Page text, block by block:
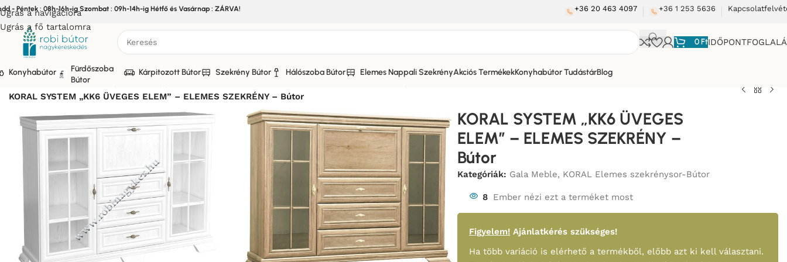
Ugrás a navigációra
Ugrás a fő tartalomra
- Péntek : 08h-16h-ig Szombat : 09h-14h-ig Hétfő és Vasárnap : ZÁRVA! +36 20 463 4097 +36 1 253 5636
0Ft
Konyhabútor
Fürdőszoba
Bútor
Kárpitozott Bútor Szekrény Bútor Hálószoba Bútor Elemes Nappali SzekrényAkciós TermékekKonyhabútor TudástárBlog
Bútor/Szekrény bútor
KORAL SYSTEM „KK6 ÜVEGES ELEM” – ELEMES SZEKRÉNY – Bútor
KORAL SYSTEM „KK6 ÜVEGES
ELEM” – ELEMES SZEKRÉNY –
Bútor
Kategóriák: Gala Meble, KORAL Elemes szekrénysor-Bútor
8 Ember nézi ezt a terméket most
Figyelem! Ajánlatkérés szükséges!
Ha több variáció is elérhető a termékből, előbb azt ki kell választani.